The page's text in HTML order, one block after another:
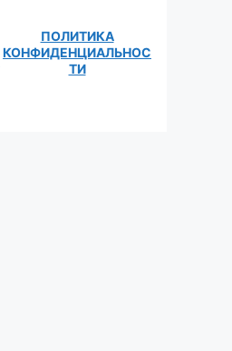
ПОЛИТИКА
КОНФИДЕНЦИАЛЬНОС
ТИ